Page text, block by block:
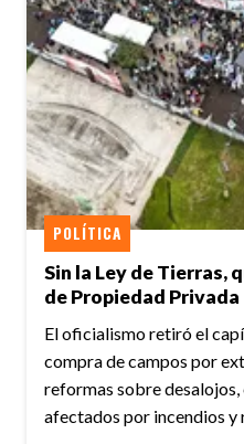
Sin la Ley de Tierras,
de Propiedad Privada
POLÍTICA
El oficialismo retiró el
compra de campos por
reformas sobre
afectados por incendios